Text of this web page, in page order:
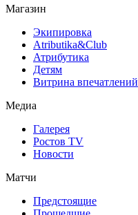
Магазин
Экипировка
Atributika&Club
Атрибутика
Детям
Витрина впечатлений
Медиа
Галерея
Ростов TV
Новости
Матчи
Предстоящие